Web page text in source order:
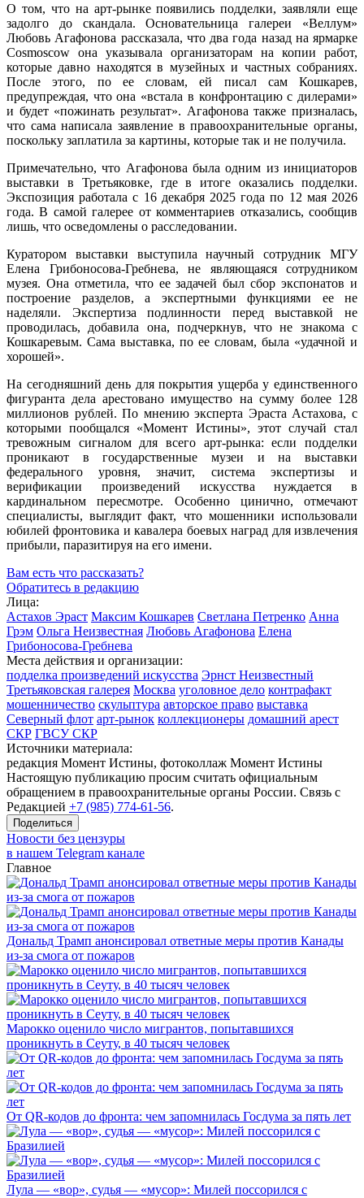
О том, что на арт-рынке появились подделки, заявляли еще
задолго до скандала. Основательница галереи «Веллум»
Любовь Агафонова рассказала, что два года назад на ярмарке
Cosmoscow она указывала организаторам на копии работ,
которые давно находятся в музейных и частных собраниях.
После этого, по ее словам, ей писал сам Кошкарев,
предупреждая, что она «встала в конфронтацию с дилерами»
и будет «пожинать результат». Агафонова также призналась,
что сама написала заявление в правоохранительные органы,
поскольку заплатила за картины, которые так и не получила.
Примечательно, что Агафонова была одним из инициаторов
выставки в Третьяковке, где в итоге оказались подделки.
Экспозиция работала с 16 декабря 2025 года по 12 мая 2026
года. В самой галерее от комментариев отказались, сообщив
лишь, что осведомлены о расследовании.
Куратором выставки выступила научный сотрудник МГУ
Елена Грибоносова-Гребнева, не являющаяся сотрудником
музея. Она отметила, что ее задачей был сбор экспонатов и
построение разделов, а экспертными функциями ее не
наделяли. Экспертиза подлинности перед выставкой не
проводилась, добавила она, подчеркнув, что не знакома с
Кошкаревым. Сама выставка, по ее словам, была «удачной и
хорошей».
На сегодняшний день для покрытия ущерба у единственного
фигуранта дела арестовано имущество на сумму более 128
миллионов рублей. По мнению эксперта Эраста Астахова, с
которыми пообщался «Момент Истины», этот случай стал
тревожным сигналом для всего арт-рынка: если подделки
проникают в государственные музеи и на выставки
федерального уровня, значит, система экспертизы и
верификации произведений искусства нуждается в
кардинальном пересмотре. Особенно цинично, отмечают
специалисты, выглядит факт, что мошенники использовали
юбилей фронтовика и кавалера боевых наград для извлечения
прибыли, паразитируя на его имени.
Вам есть что рассказать?
Обратитесь в редакцию
Лица:
Астахов Эраст Максим Кошкарев Светлана Петренко Анна
Грэм Ольга Неизвестная Любовь Агафонова Елена
Грибоносова-Гребнева
Места действия и организации:
подделка произведений искусства Эрнст Неизвестный
Третьяковская галерея Москва уголовное дело контрафакт
мошенничество скульптура авторское право выставка
Северный флот арт-рынок коллекционеры домашний арест
СКР ГВСУ СКР
Источники материала:
редакция Момент Истины, фотоколлаж Момент Истины
Настоящую публикацию просим считать официальным
обращением в правоохранительные органы России. Связь с
Редакцией +7 (985) 774-61-56.
Поделиться
Новости без цензуры
в нашем Telegram канале
Главное
Дональд Трамп анонсировал ответные меры против Канады
из-за смога от пожаров
Марокко оценило число мигрантов, попытавшихся
проникнуть в Сеуту, в 40 тысяч человек
От QR-кодов до фронта: чем запомнилась Госдума за пять лет
Лула — «вор», судья — «мусор»: Милей поссорился с